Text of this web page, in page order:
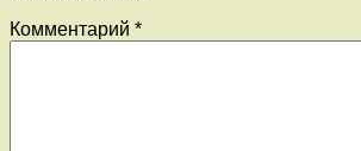
Комментарий *